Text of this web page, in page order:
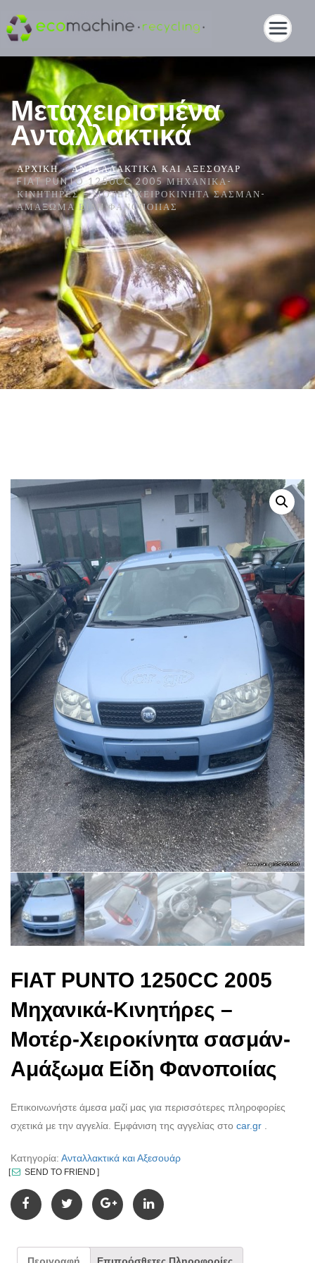
Μεταχειρισμένα
Ανταλλακτικά
ΑΡΧΙΚΉ
ΑΝΤΑΛΛΑΚΤΙΚΆ ΚΑΙ ΑΞΕΣΟΥΆΡ
FIAT PUNTO 1250CC 2005 ΜΗΧΑΝΙΚΆ-
ΚΙΝΗΤΉΡΕΣ – ΜΟΤΈΡ-ΧΕΙΡΟΚΊΝΗΤΑ ΣΑΣΜΆΝ-
ΑΜΆΞΩΜΑ ΕΊΔΗ ΦΑΝΟΠΟΙΊΑΣ
FIAT PUNTO 1250CC 2005
Μηχανικά-Κινητήρες –
Μοτέρ-Χειροκίνητα σασμάν-
Αμάξωμα Είδη Φανοποιίας
Επικοινωνήστε άμεσα μαζί μας για περισσότερες πληροφορίες
σχετικά με την αγγελία. Εμφάνιση της αγγελίας στο car.gr
Κατηγορία: Ανταλλακτικά και Αξεσουάρ
SEND TO FRIEND